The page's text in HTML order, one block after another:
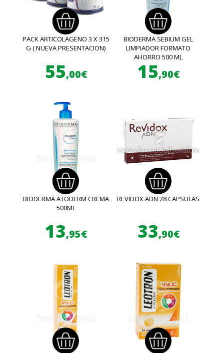
PACK ARTICOLAGENO 3 X 315
G ( NUEVA PRESENTACION)
55,00€
BIODERMA SEBIUM GEL
LIMPIADOR FORMATO
AHORRO 500 ML
15,90€
BIODERMA ATODERM CREMA
500ML
13,95€
REVIDOX ADN 28 CAPSULAS
33,90€